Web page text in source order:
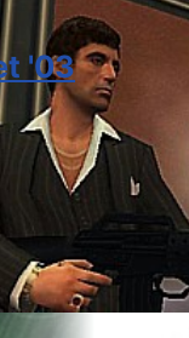
'03